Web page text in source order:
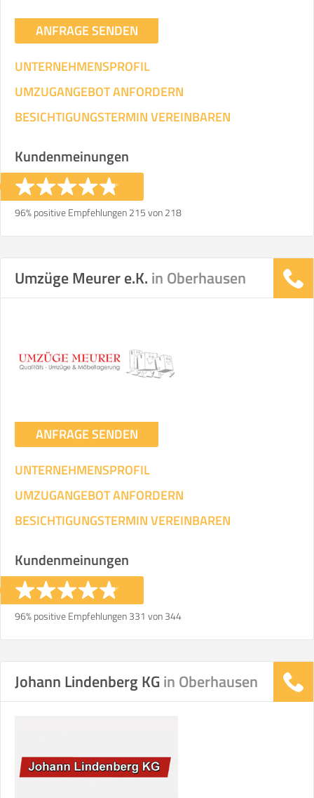
ANFRAGE SENDEN
UNTERNEHMENSPROFIL
UMZUGANGEBOT ANFORDERN
BESICHTIGUNGSTERMIN VEREINBAREN
Kundenmeinungen
96% positive Empfehlungen 215 von 218
Umzüge Meurer e.K. in Oberhausen
ANFRAGE SENDEN
UNTERNEHMENSPROFIL
UMZUGANGEBOT ANFORDERN
BESICHTIGUNGSTERMIN VEREINBAREN
Kundenmeinungen
96% positive Empfehlungen 331 von 344
Johann Lindenberg KGin Oberhausen